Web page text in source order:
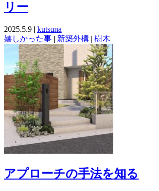
リー
2025.5.9 | kutsuna
嬉しかった事 | 新築外構 | 樹木
アプローチの手法を知る